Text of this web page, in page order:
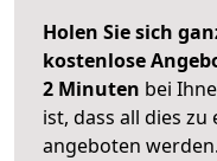
Holen Sie sich
kostenlose
2 Minuten bei
ist, dass all dies
angeboten werden.